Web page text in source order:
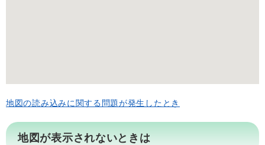
地図の読み込みに関する問題が発生したとき
地図が表示されないときは